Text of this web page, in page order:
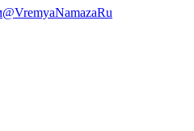
@VremyaNamazaRu